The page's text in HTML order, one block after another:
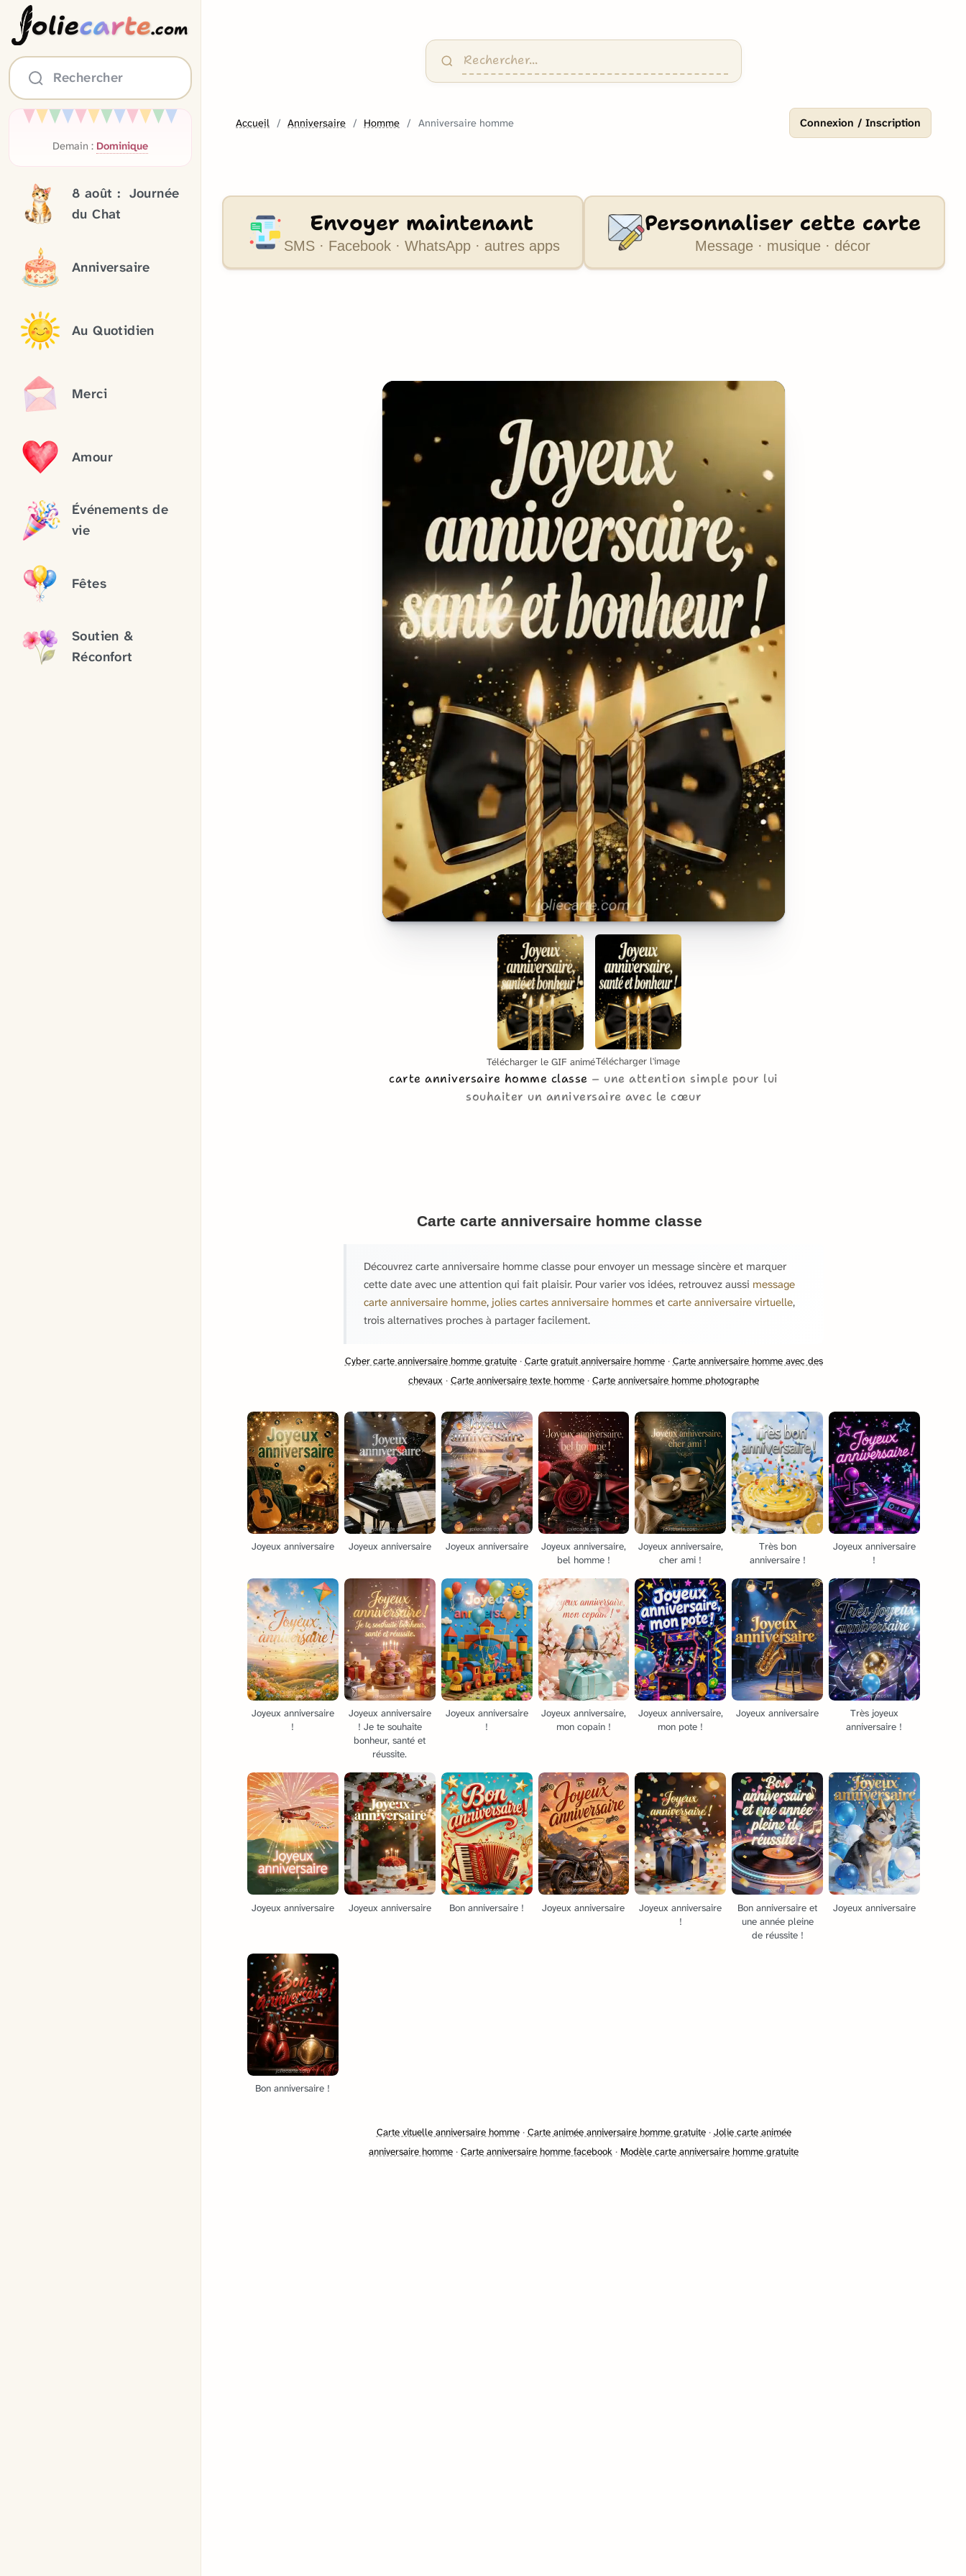
oliecarte.com
Rechercher
Demain : Dominique
8 août : Journée
du Chat
Anniversaire
Au Quotidien
Merci
Amour
Événements de
vie
Fêtes
Soutien &
Réconfort
Accueil Anniversaire Homme Anniversaire homme Connexion / Inscription
Envoyer maintenant
SMS · Facebook · WhatsApp · autres apps
Personnaliser cette carte
Message · musique · décor
Télécharger le GIF animéTélécharger l'image
carte anniversaire homme classe
une attention simple pour lui
souhaiter un anniversaire avec le cœur
Carte carte anniversaire homme classe
Découvrez carte anniversaire homme classe pour envoyer un message sincère et marquer
cette date avec une attention qui fait plaisir. Pour varier vos idées, retrouvez aussi message
carte anniversaire homme, jolies cartes anniversaire hommes et carte anniversaire virtuelle,
trois alternatives proches à partager facilement.
Cyber carte anniversaire homme gratuite· Carte gratuit anniversaire homme· Carte anniversaire homme avec des
chevaux · Carte anniversaire texte homme · Carte anniversaire homme photographe
Joyeux anniversaire Joyeux anniversaire Joyeux anniversaire
Joyeux anniversaire,
bel homme !
Joyeux anniversaire,
cher ami !
Très bon
anniversaire !
Joyeux anniversaire
!
Joyeux anniversaire
!
Joyeux anniversaire
! Je te souhaite
bonheur, santé et
réussite.
Joyeux anniversaire
!
Joyeux anniversaire,
mon copain !
Joyeux anniversaire,
mon pote !
Joyeux anniversaire
Très joyeux
anniversaire !
Joyeux anniversaire Joyeux anniversaire Bon anniversaire ! Joyeux anniversaire
Joyeux anniversaire
!
Bon anniversaire et
une année pleine
de réussite !
Joyeux anniversaire
Bon anniversaire !
Carte vituelle anniversaire homme· Carte animée anniversaire homme gratuite· Jolie carte animée
anniversaire homme · Carte anniversaire homme facebook · Modèle carte anniversaire homme gratuite